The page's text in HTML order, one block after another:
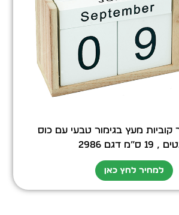
מעץ בגימור טבעי עם כוס
ס”מ דגם 2986
למחיר לחץ כאן